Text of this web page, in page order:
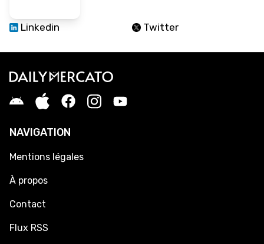
Linkedin Twitter
NAVIGATION
Mentions légales
À propos
Contact
Flux RSS